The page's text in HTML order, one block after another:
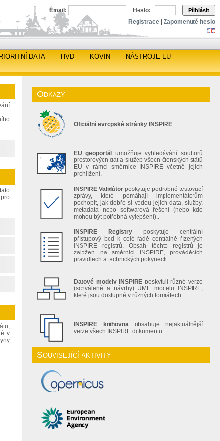
Email: Heslo: Přihlásit
Registrace Zapomenuté heslo
DATA HVD KOVIN NÁSTROJE EU
v
Odkazy
Oficiální evropské stránky INSPIRE
EU geoportál
umožňuje vyhledávání souborů
prostorových dat a služeb všech členských států
EU v rámci směrnice INSPIRE včetně jejich
prohlížení.
INSPIRE Validátor poskytuje podrobné testovací
zprávy, které pomáhají implementátorům
pochopit, jak dobře si vedou jejich data, služby,
metadata nebo softwarová řešení (nebo kde
mohou být potřebná vylepšení)..
INSPIRE Registry poskytuje centrální
přístupový bod k celé řadě centrálně řízených
INSPIRE registrů. Obsah těchto registrů je
založen na směrnici INSPIRE, prováděcích
pravidlech a technických pokynech.
Datové modely INSPIRE poskytují různé verze
(schválené a návrhy) UML modelů INSPIRE,
které jsou dostupné v různých formátech.
INSPIRE knihovna obsahuje nejaktuálnější
verze všech INSPIRE dokumentů.
Související aktivity